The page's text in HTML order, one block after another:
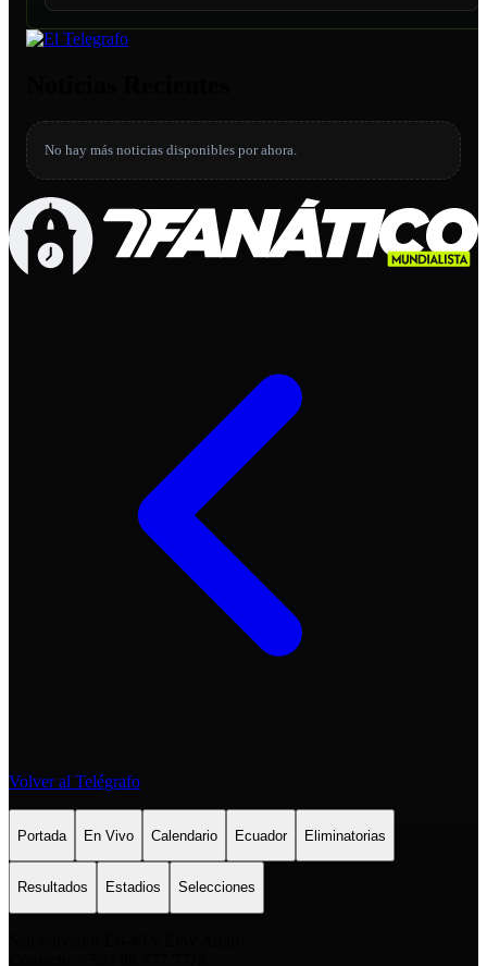
No hay más noticias disponibles por ahora.
Volver al Telégrafo
Portada En Vivo Calendario Ecuador Eliminatorias
Resultados Estadios Selecciones